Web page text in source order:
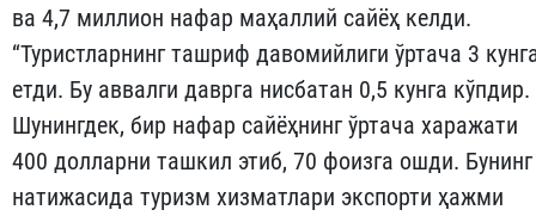
ва 4,7 миллион нафар маҳаллий сайёҳ келди.
“Туристларнинг ташриф давомийлиги ўртача 3
етди. Бу аввалги даврга нисбатан 0,5 кунга кўпдир.
Шунингдек, бир нафар сайёҳнинг ўртача харажати
400 долларни ташкил этиб, 70 фоизга ошди. Бунинг
натижасида туризм хизматлари экспорти ҳажми